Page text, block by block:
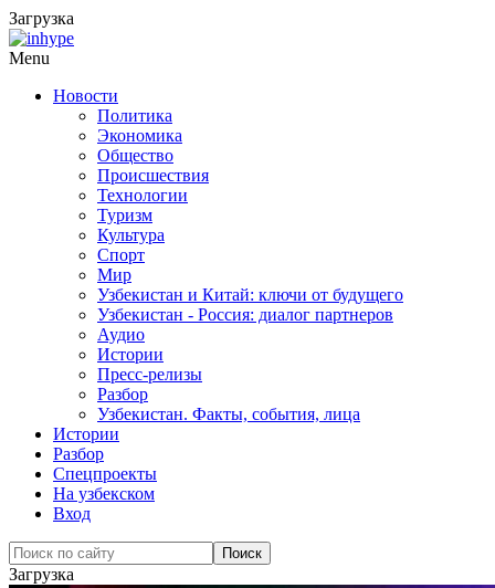
Загрузка
Menu
Новости
Политика
Экономика
Общество
Происшествия
Технологии
Туризм
Культура
Спорт
Мир
Узбекистан и Китай: ключи от будущего
Узбекистан - Россия: диалог партнеров
Аудио
Истории
Пресс-релизы
Разбор
Узбекистан. Факты, события, лица
Истории
Разбор
Спецпроекты
На узбекском
Вход
Загрузка